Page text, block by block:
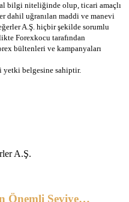
bilgi niteliğinde olup, ticari amaçlı
dahil uğranılan maddi ve manevi
A.Ş. hiçbir şekilde sorumlu
Forexkocu tarafından
bültenleri ve kampanyaları
yetki belgesine sahiptir.
A.Ş.
Önemli Seviye…